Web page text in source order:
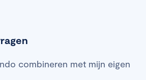
combineren met mijn eigen